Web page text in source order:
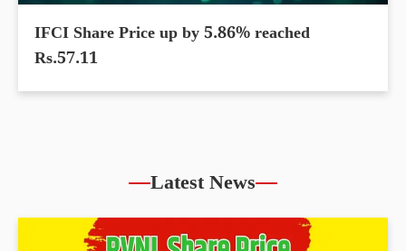
IFCI Share Price up by 5.86% reached
Rs.57.11
Latest News